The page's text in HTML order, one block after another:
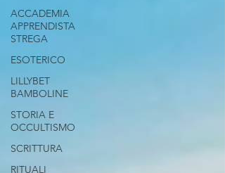
ACCADEMIA
APPRENDISTA
STREGA
ESOTERICO
LILLYBET
BAMBOLINE
STORIA E
OCCULTISMO
SCRITTURA
RITUALI